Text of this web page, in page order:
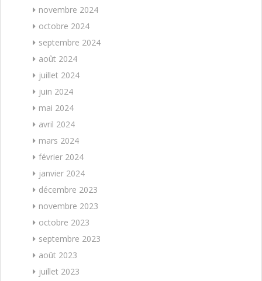
novembre 2024
octobre 2024
septembre 2024
août 2024
juillet 2024
juin 2024
mai 2024
avril 2024
mars 2024
février 2024
janvier 2024
décembre 2023
novembre 2023
octobre 2023
septembre 2023
août 2023
juillet 2023